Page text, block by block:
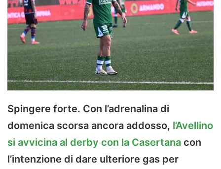
Spingere forte. Con l’adrenalina di
domenica scorsa ancora addosso, l’Avellino
si avvicina al derby con la Casertana con
l’intenzione di dare ulteriore gas per